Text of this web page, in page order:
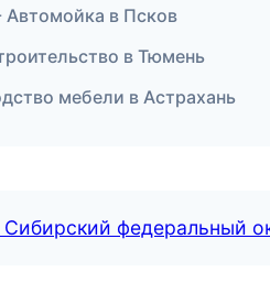
Автомойка в Псков
в Тюмень
мебели в Астрахань
федеральный